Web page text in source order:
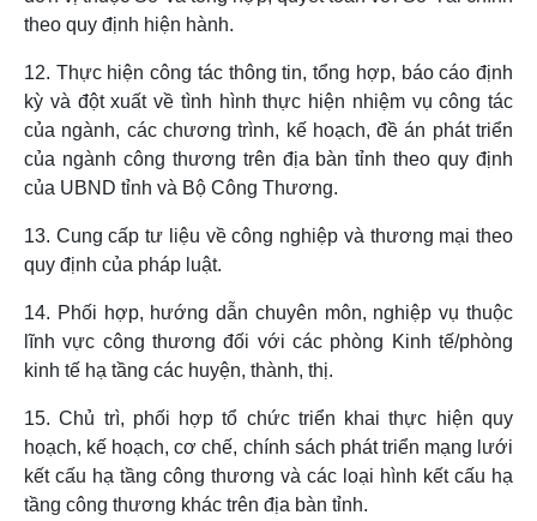
theo quy định hiện hành.
12. Thực hiện công tác thông tin, tổng hợp, báo cáo định
kỳ và đột xuất về tình hình thực hiện nhiệm vụ công tác
của ngành, các chương trình, kế hoạch, đề án phát triển
của ngành công thương trên địa bàn tỉnh theo quy định
của UBND tỉnh và Bộ Công Thương.
13. Cung cấp tư liệu về công nghiệp và thương mại theo
quy định của pháp luật.
14. Phối hợp, hướng dẫn chuyên môn, nghiệp vụ thuộc
lĩnh vực công thương đối với các phòng Kinh tế/phòng
kinh tế hạ tầng các huyện, thành, thị.
15. Chủ trì, phối hợp tổ chức triển khai thực hiện quy
hoạch, kế hoạch, cơ chế, chính sách phát triển mạng lưới
kết cấu hạ tầng công thương và các loại hình kết cấu hạ
tầng công thương khác trên địa bàn tỉnh.